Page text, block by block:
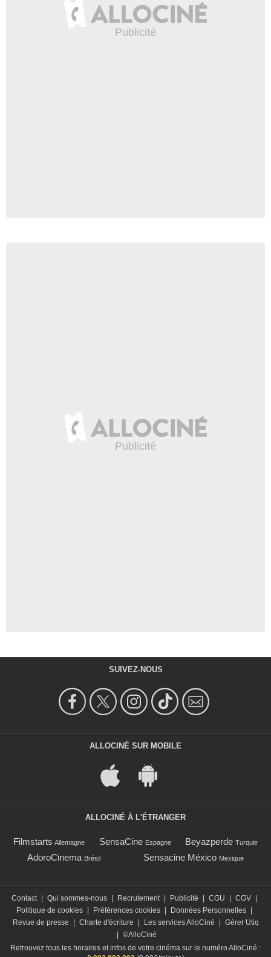
SUIVEZ-NOUS
ALLOCINÉ SUR MOBILE
ALLOCINÉ À L'ÉTRANGER
Filmstarts Allemagne SensaCine Espagne Beyazperde Turquie
AdoroCinema Brésil Sensacine México Mexique
Contact Qui sommes-nous Recrutement Publicité CGU CGV
Politique de cookies
Préférences cookies Données Personnelles
Revue de presse
Charte d'écriture Les services AlloCiné
Gérer Utiq
©AlloCiné
Retrouvez tous les horaires et infos de votre cinéma sur le numéro AlloCiné :